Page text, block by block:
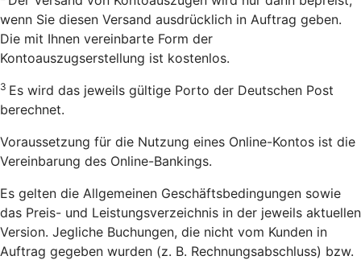
wenn Sie diesen Versand ausdrücklich in Auftrag geben.
Die mit Ihnen vereinbarte Form der
Kontoauszugserstellung ist kostenlos.
3 Es wird das jeweils gültige Porto der Deutschen Post
berechnet.
Voraussetzung für die Nutzung eines Online-Kontos ist die
Vereinbarung des Online-Bankings.
Es gelten die Allgemeinen Geschäftsbedingungen sowie
das Preis- und Leistungsverzeichnis in der jeweils aktuellen
Version. Jegliche Buchungen, die nicht vom Kunden in
Auftrag gegeben wurden (z. B. Rechnungsabschluss) bzw.